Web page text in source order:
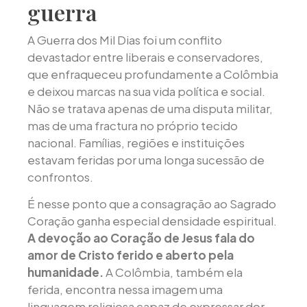
guerra
A Guerra dos Mil Dias foi um conflito
devastador entre liberais e conservadores,
que enfraqueceu profundamente a Colômbia
e deixou marcas na sua vida política e social.
Não se tratava apenas de uma disputa militar,
mas de uma fractura no próprio tecido
nacional. Famílias, regiões e instituições
estavam feridas por uma longa sucessão de
confrontos.
É nesse ponto que a consagração ao Sagrado
Coração ganha especial densidade espiritual.
A devoção ao Coração de Jesus fala do
amor de Cristo ferido e aberto pela
humanidade.A Colômbia, também ela
ferida, encontra nessa imagem uma